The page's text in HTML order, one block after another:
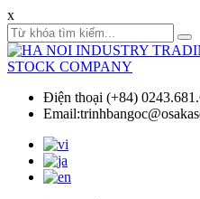
x
Điện thoại (+84)